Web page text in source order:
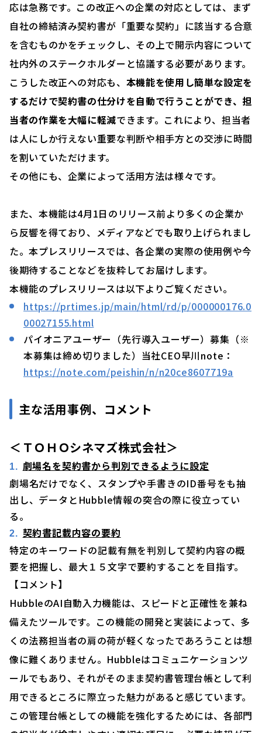
応は急務です。この改正への企業の対応としては、まず
自社の締結済み契約書が「重要な契約」に該当する合意
を含むものかをチェックし、その上で開示内容について
社内外のステークホルダーと協議する必要があります。
こうした改正への対応も、 本機能を使用し簡単な設定を
するだけで契約書の仕分けを自動で行うことができ、担
当者の作業を大幅に軽減できます。これにより、担当者
は人にしか行えない重要な判断や相手方との交渉に時間
を割いていただけます。
その他にも、企業によって活用方法は様々です。
また、本機能は4月1日のリリース前より多くの企業か
ら反響を得ており、メディアなどでも取り上げられまし
た。本プレスリリースでは、各企業の実際の使用例や今
後期待することなどを抜粋してお届けします。
本機能のプレスリリースは以下よりご覧ください。
https://prtimes.jp/main/html/rd/p/000000176.0
00027155.html
パイオニアユーザー（先行導入ユーザー）募集（※
本募集は締め切りました）当社CEO早川note：
https://note.com/peishin/n/n20ce8607719a
主な活用事例、コメント
＜ ＴＯＨＯシネマズ株式会社＞
劇場名を契約書から判別できるように設定
劇場名だけでなく、スタンプや手書きのID番号をも抽
出し、データとHubble情報の突合の際に役立ってい
る。
契約書記載内容の要約
特定のキーワードの記載有無を判別して契約内容の概
要を把握し、最大１５文字で要約することを目指す。
【コメント】
HubbleのAI自動入力機能は、スピードと正確性を兼ね
備えたツールです。この機能の開発と実装によって、多
くの法務担当者の肩の荷が軽くなったであろうことは想
像に難くありません。Hubbleはコミュニケーションツ
ールでもあり、それがそのまま契約書管理台帳として利
用できるところに際立った魅力があると感じています。
この管理台帳としての機能を強化するためには、各部門